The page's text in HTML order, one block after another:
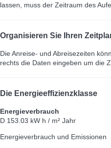
lassen, muss der Zeitraum des
Organisieren Sie Ihren
Die Anreise- und Abreisezeiten
rechts die Daten eingeben um die
Die Energieeffizienzklasse
Energieverbrauch
D 153.03 kW h / m² Jahr
Energieverbrauch und Emissionen